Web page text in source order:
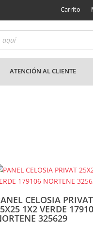
Carrito
ATENCIÓN AL CLIENTE
CELOSIA PRIVAT
1X2 VERDE
325629